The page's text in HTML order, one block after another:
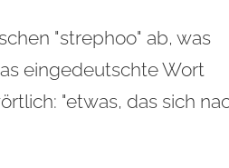
"strephoo" ab, was
eingedeutschte Wort
"etwas, das sich